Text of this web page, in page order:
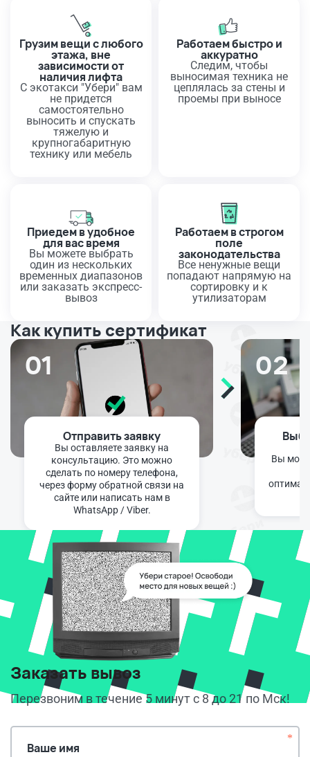
Грузим вещи с любого
этажа, вне
зависимости от
наличия лифта
С экотакси "Убери" вам
не придется
самостоятельно
выносить и спускать
тяжелую и
крупногабаритную
технику или мебель
Работаем быстро и
аккуратно
Следим, чтобы
выносимая техника не
цеплялась за стены и
проемы при выносе
Приедем в удобное
для вас время
Вы можете выбрать
один из нескольких
временных диапазонов
или заказать экспресс-
вывоз
Работаем в строгом
поле
законодательства
Все ненужные вещи
попадают напрямую на
сортировку и к
утилизаторам
Как купить сертификат
01
Отправить заявку
Вы оставляете заявку на
консультацию. Это можно
сделать по номеру телефона,
через форму обратной связи на
сайте или написать нам в
WhatsApp / Viber.
02
Вы
Заказать вывоз
Перезвоним в течение 5 минут с 8 до 21 по Мск!
Ваше имя
*